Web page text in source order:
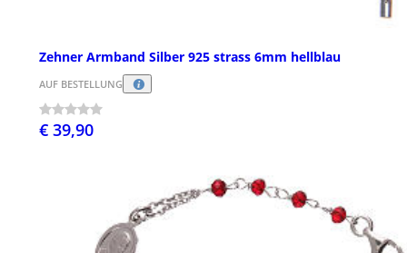
Zehner Armband Silber 925 strass 6mm hellblau
AUF BESTELLUNG
€ 39,90